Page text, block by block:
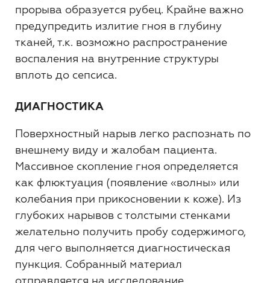
прорыва образуется рубец. Крайне важно
предупредить излитие гноя в глубину
тканей, т.к. возможно распространение
воспаления на внутренние структуры
вплоть до сепсиса.
ДИАГНОСТИКА
Поверхностный нарыв легко распознать по
внешнему виду и жалобам пациента.
Массивное скопление гноя определяется
как флюктуация (появление «волны» или
колебания при прикосновении к коже). Из
глубоких нарывов с толстыми стенками
желательно получить пробу содержимого,
для чего выполняется диагностическая
пункция. Собранный материал
отправляется на исследование